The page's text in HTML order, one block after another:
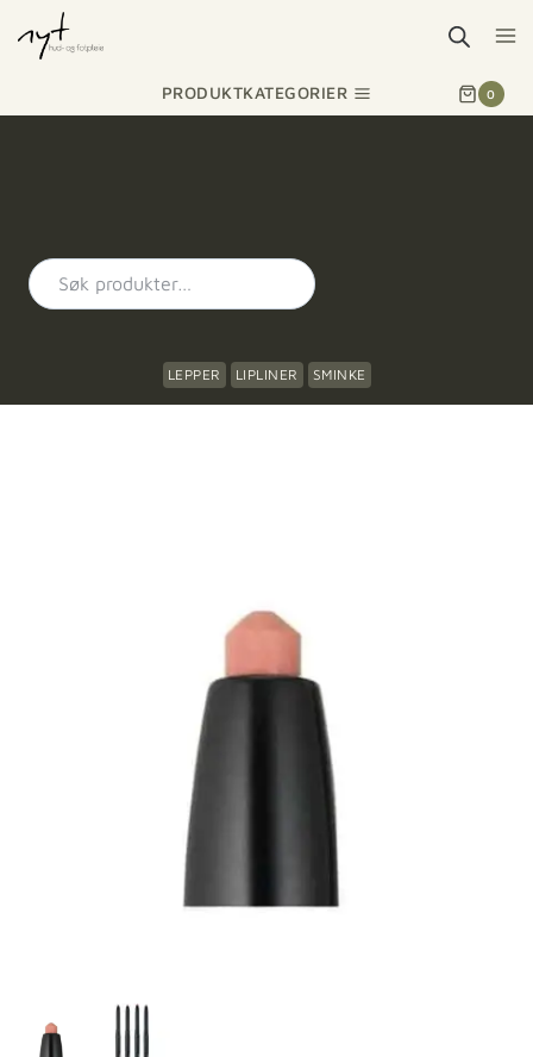
PRODUKTKATEGORIER 0
LEPPER LIPLINER SMINKE